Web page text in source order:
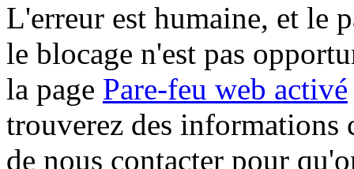
L'erreur est humaine, et le
le blocage n'est pas
la page Pare-feu web activé
trouverez des informations
de nous contacter pour